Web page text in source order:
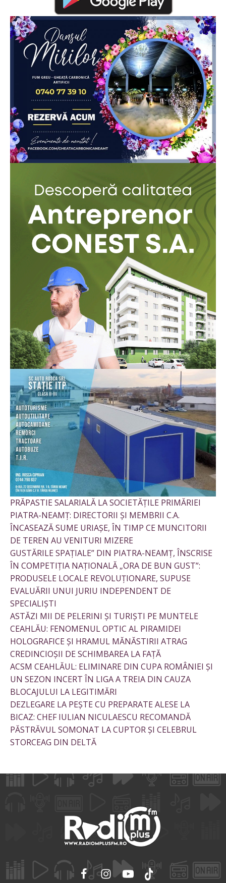
PRĂPASTIE SALARIALĂ LA SOCIETĂȚILE PRIMĂRIEI
PIATRA-NEAMȚ: DIRECTORII ȘI MEMBRII C.A.
ÎNCASEAZĂ SUME URIAȘE, ÎN TIMP CE MUNCITORII
DE TEREN AU VENITURI MIZERE
GUSTĂRILE SPAȚIALE” DIN PIATRA-NEAMȚ, ÎNSCRISE
ÎN COMPETIȚIA NAȚIONALĂ „ORA DE BUN GUST”:
PRODUSELE LOCALE REVOLUȚIONARE, SUPUSE
EVALUĂRII UNUI JURIU INDEPENDENT DE
SPECIALIȘTI
ASTĂZI MII DE PELERINI ȘI TURIȘTI PE MUNTELE
CEAHLĂU: FENOMENUL OPTIC AL PIRAMIDEI
HOLOGRAFICE ȘI HRAMUL MĂNĂSTIRII ATRAG
CREDINCIOȘII DE SCHIMBAREA LA FAȚĂ
ACSM CEAHLĂUL: ELIMINARE DIN CUPA ROMÂNIEI ȘI
UN SEZON INCERT ÎN LIGA A TREIA DIN CAUZA
BLOCAJULUI LA LEGITIMĂRI
DEZLEGARE LA PEȘTE CU PREPARATE ALESE LA
BICAZ: CHEF IULIAN NICULAESCU RECOMANDĂ
PĂSTRĂVUL SOMONAT LA CUPTOR ȘI CELEBRUL
STORCEAG DIN DELTĂ